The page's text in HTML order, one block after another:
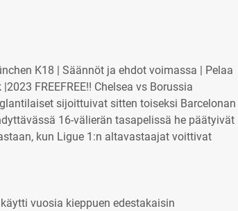
K18 | Säännöt ja ehdot voimassa | Pelaa
FREEFREE!! Chelsea vs Borussia
sijoittuivat sitten toiseksi Barcelonan
16-välierän tasapelissä he päätyivät
kun Ligue 1:n altavastaajat voittivat
vuosia kieppuen edestakaisin